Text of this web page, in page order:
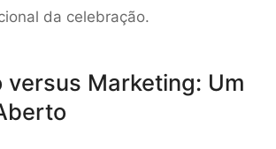
da celebração.
versus Marketing: Um